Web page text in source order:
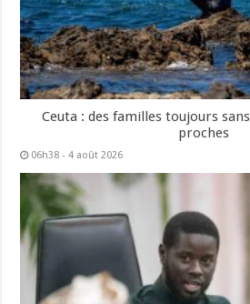
Ceuta : des familles toujours
proches
06h38 - 4 août 2026